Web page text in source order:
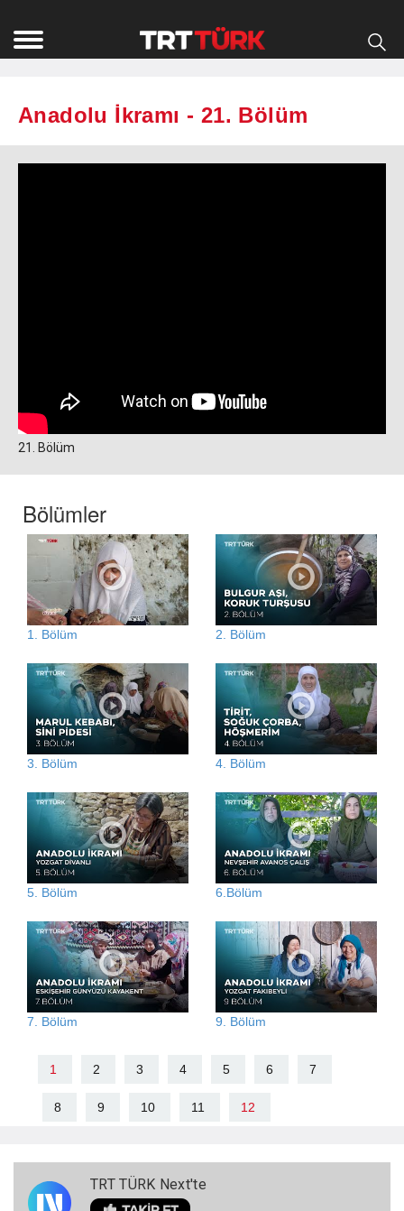
Anadolu İkramı - 21. Bölüm
21. Bölüm
Bölümler
1. Bölüm 2. Bölüm
3. Bölüm 4. Bölüm
5. Bölüm 6.Bölüm
7. Bölüm 9. Bölüm
1 2 3 4 5 6 7
8 9 10 11 12
TRT TÜRK Next'te